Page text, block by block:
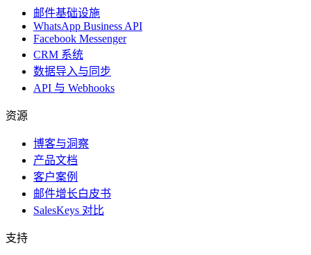
邮件基础设施
WhatsApp Business API
Facebook Messenger
CRM 系统
数据导入与同步
API 与 Webhooks
资源
博客与洞察
产品文档
客户案例
邮件增长白皮书
SalesKeys 对比
支持